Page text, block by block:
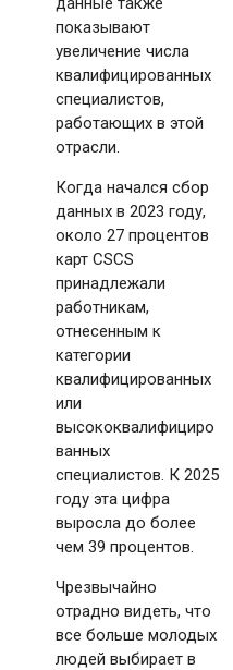
показывают
увеличение числа
квалифицированных
специалистов,
работающих в этой
отрасли.
Когда начался сбор
данных в 2023 году,
около 27 процентов
карт CSCS
принадлежали
работникам,
отнесенным к
категории
квалифицированных
или
высококвалифициро
ванных
специалистов. К 2025
году эта цифра
выросла до более
чем 39 процентов.
Чрезвычайно
отрадно видеть, что
все больше молодых
людей выбирает в